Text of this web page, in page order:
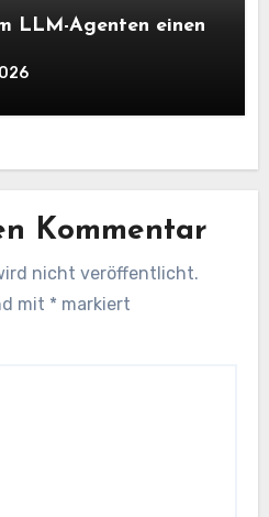
LLM-Agenten einen
Kommentar
nicht veröffentlicht.
mit * markiert